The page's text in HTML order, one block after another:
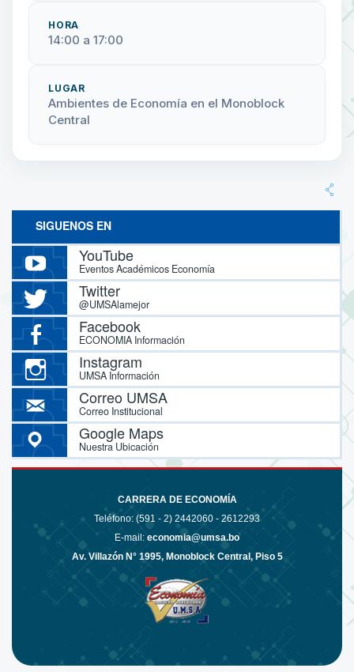
HORA
14:00 a 17:00
LUGAR
Ambientes de Economía en el Monoblock
Central
SIGUENOS EN
YouTube
Eventos Académicos Economía
Twitter
@UMSAlamejor
Facebook
ECONOMIA Información
Instagram
UMSA Información
Correo UMSA
Correo Institucional
Google Maps
Nuestra Ubicación
CARRERA DE ECONOMÍA
Teléfono: (591 - 2) 2442060 - 2612293
E-mail: economia@umsa.bo
Av. Villazón N° 1995, Monoblock Central, Piso 5